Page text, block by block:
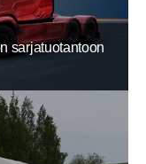
sarjatuotantoon